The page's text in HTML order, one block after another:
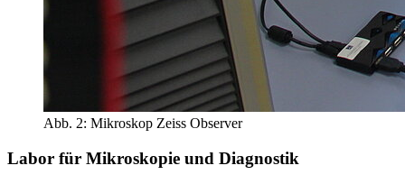
Abb. 2: Mikroskop Zeiss Observer
Labor für Mikroskopie und Diagnostik